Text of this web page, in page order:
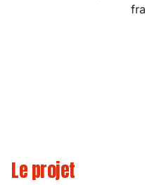
Le projet